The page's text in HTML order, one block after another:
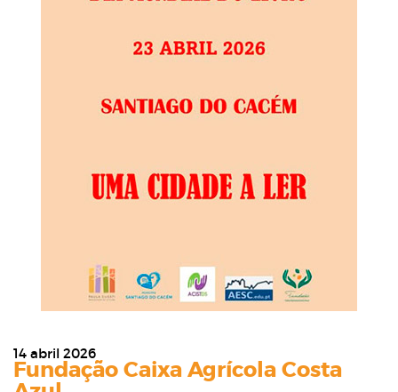
14 abril 2026
Fundação Caixa Agrícola Costa